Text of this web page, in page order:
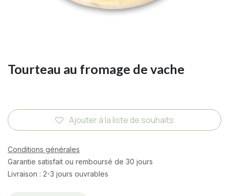
Tourteau au fromage de vache
Ajouter à la liste de souhaits
Conditions générales
Garantie satisfait ou remboursé de 30 jours
Livraison : 2-3 jours ouvrables